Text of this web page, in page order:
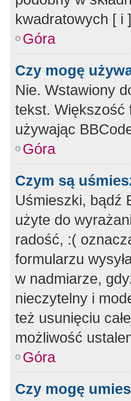
kwadratowych [ i
Góra
Czy mogę
Nie. Wstawiony
tekst. Większość
używając
Góra
Czym są
Uśmieszki, bądź
użyte do
radość, :(
formularzu
w nadmiarze,
nieczytelny i
też usunięciu
możliwość
Góra
Czy mogę